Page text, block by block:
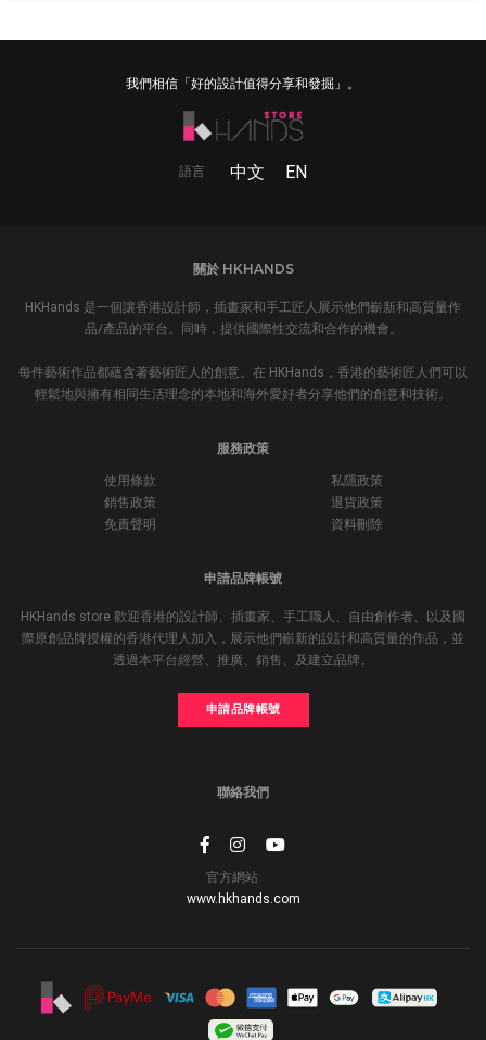
我們相信「好的設計值得分享和發掘」。
語言 中文 EN
關於 HKHANDS
HKHands 是一個讓香港設計師，插畫家和手工匠人展示他們嶄新和高質量作
品/產品的平台。同時，提供國際性交流和合作的機會。
每件藝術作品都蘊含著藝術匠人的創意。在 HKHands，香港的藝術匠人們可以
輕鬆地與擁有相同生活理念的本地和海外愛好者分享他們的創意和技術。
服務政策
使用條款
私隱政策
銷售政策
退貨政策
免責聲明
資料刪除
申請品牌帳號
HKHands store 歡迎香港的設計師、插畫家、手工職人、自由創作者、以及國
際原創品牌授權的香港代理人加入，展示他們嶄新的設計和高質量的作品，並
透過本平台經營、推廣、銷售、及建立品牌。
申請品牌帳號
聯絡我們
官方網站
www.hkhands.com